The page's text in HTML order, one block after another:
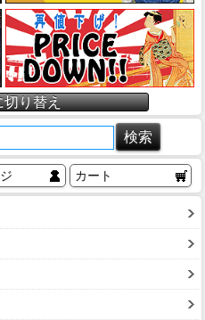
切り替え
カート